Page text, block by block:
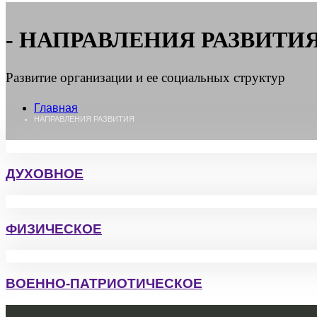
НАПРАВЛЕНИЯ
Развитие организации и ее социальных структур
Главная
НАПРАВЛЕНИЯ РАЗВИТИЯ
ДУХОВНОЕ
ФИЗИЧЕСКОЕ
ВОЕННО-ПАТРИОТИЧЕСКОЕ